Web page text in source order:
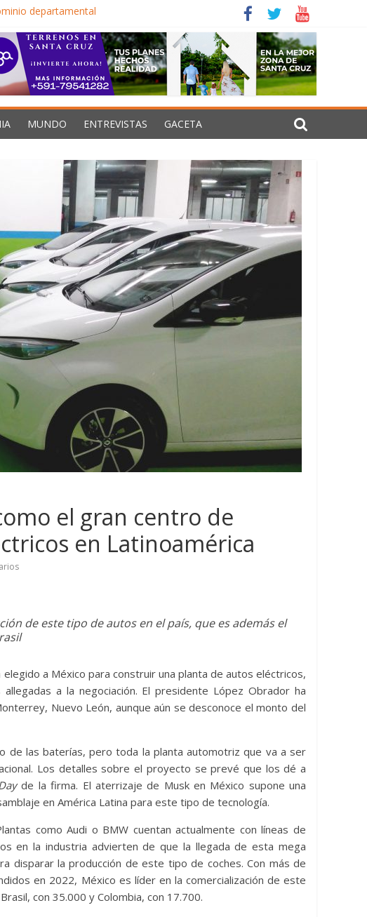
departamental
decisiones estructurales
Senarecom
vientos de guerra en Oriente Medio
MUNDO ENTREVISTAS GACETA
el gran centro de
en Latinoamérica
de este tipo de autos en el país, que es además el
elegido a México para construir una planta de autos eléctricos,
a la negociación. El presidente López Obrador ha
Nuevo León, aunque aún se desconoce el monto del
de las baterías, pero toda la planta automotriz que va a ser
Los detalles sobre el proyecto se prevé que los dé a
de la firma. El aterrizaje de Musk en México supone una
en América Latina para este tipo de tecnología.
como Audi o BMW cuentan actualmente con líneas de
en la industria advierten de que la llegada de esta mega
disparar la producción de este tipo de coches. Con más de
en 2022, México es líder en la comercialización de este
con 35.000 y Colombia, con 17.700.
proveedores confiables de
hidrocarburos en medio de
Medio
29 de julio de 2026 Bolivia Energia Libre 0
Senarecom